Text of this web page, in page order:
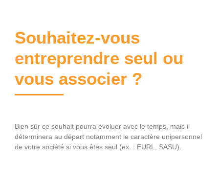
Souhaitez-vous
entreprendre seul ou
vous associer ?
Bien sûr ce souhait pourra évoluer avec le temps, mais il
déterminera au départ notamment le caractère unipersonnel
de votre société si vous êtes seul (ex. : EURL, SASU).